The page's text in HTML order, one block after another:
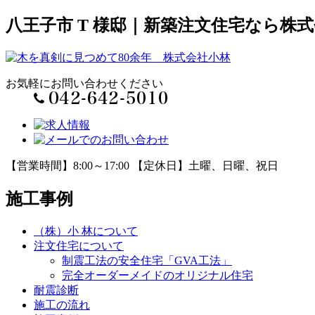
八王子市 T 様邸｜新築注文住宅なら株
お気軽にお問い合わせください
【営業時間】8:00～17:00 【定休日】土曜、日曜、祝日
施工事例
（株）小 林について
注文住宅について
制震工法の安全住宅「GVA工法」
完全オーダーメイドのオリジナル住宅
耐震診断
施工の流れ